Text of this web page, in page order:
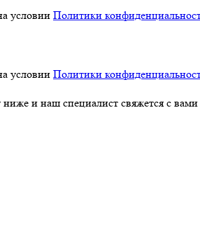
условии Политики
условии Политики
и наш специалист свяжется с